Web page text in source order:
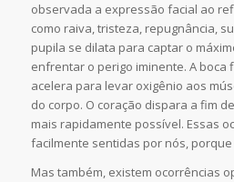
observada a expressão facial ao
como raiva, tristeza, repugnância,
pupila se dilata para captar o
enfrentar o perigo iminente. A boca
acelera para levar oxigênio aos
do corpo. O coração dispara a fim
mais rapidamente possível. Essas
facilmente sentidas por nós,
Mas também, existem ocorrências